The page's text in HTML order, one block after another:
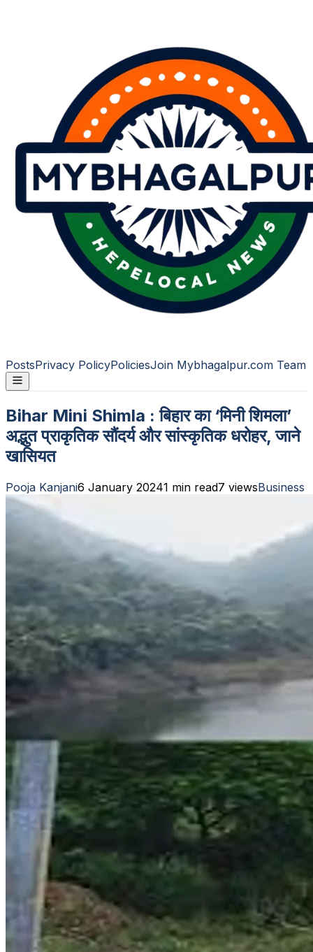
PostsPrivacy PolicyPoliciesJoin Mybhagalpur.com Team
Bihar Mini Shimla : बिहार का ‘मिनी शिमला’
अद्भुत प्राकृतिक सौंदर्य और सांस्कृतिक धरोहर, जाने
खासियत
Pooja Kanjani6 January 20241 min read7 viewsBusiness